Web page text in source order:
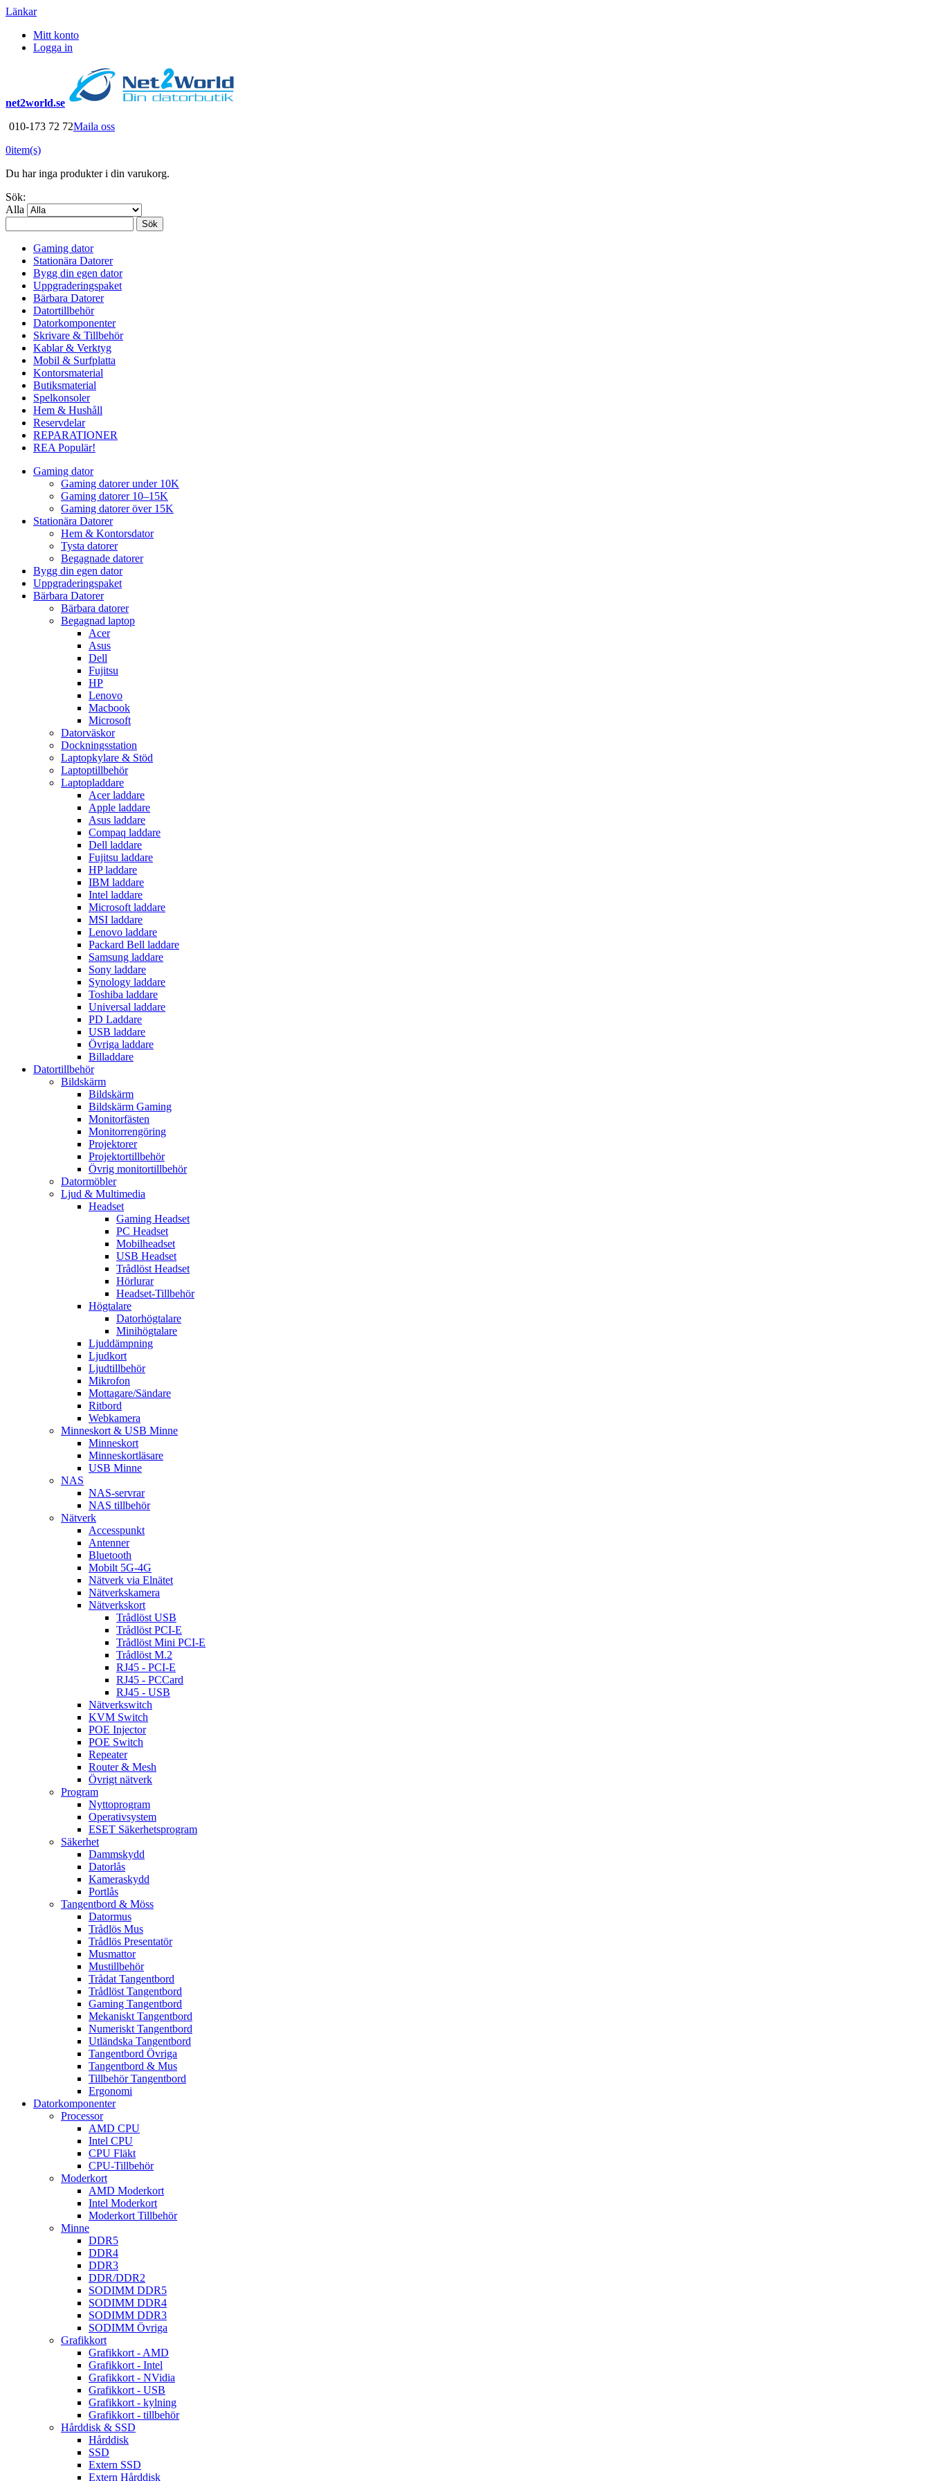
Länkar
Mitt konto
Logga in
net2world.se
010-173 72 72Maila oss
0item(s)
Du har inga produkter i din varukorg.
Sök:
Alla
Sök
Gaming dator
Stationära Datorer
Bygg din egen dator
Uppgraderingspaket
Bärbara Datorer
Datortillbehör
Datorkomponenter
Skrivare & Tillbehör
Kablar & Verktyg
Mobil & Surfplatta
Kontorsmaterial
Butiksmaterial
Spelkonsoler
Hem & Hushåll
Reservdelar
REPARATIONER
REA Populär!
Gaming dator
Gaming datorer under 10K
Gaming datorer 10–15K
Gaming datorer över 15K
Stationära Datorer
Hem & Kontorsdator
Tysta datorer
Begagnade datorer
Bygg din egen dator
Uppgraderingspaket
Bärbara Datorer
Bärbara datorer
Begagnad laptop
Acer
Asus
Dell
Fujitsu
HP
Lenovo
Macbook
Microsoft
Datorväskor
Dockningsstation
Laptopkylare & Stöd
Laptoptillbehör
Laptopladdare
Acer laddare
Apple laddare
Asus laddare
Compaq laddare
Dell laddare
Fujitsu laddare
HP laddare
IBM laddare
Intel laddare
Microsoft laddare
MSI laddare
Lenovo laddare
Packard Bell laddare
Samsung laddare
Sony laddare
Synology laddare
Toshiba laddare
Universal laddare
PD Laddare
USB laddare
Övriga laddare
Billaddare
Datortillbehör
Bildskärm
Bildskärm
Bildskärm Gaming
Monitorfästen
Monitorrengöring
Projektorer
Projektortillbehör
Övrig monitortillbehör
Datormöbler
Ljud & Multimedia
Headset
Gaming Headset
PC Headset
Mobilheadset
USB Headset
Trådlöst Headset
Hörlurar
Headset-Tillbehör
Högtalare
Datorhögtalare
Minihögtalare
Ljuddämpning
Ljudkort
Ljudtillbehör
Mikrofon
Mottagare/Sändare
Ritbord
Webkamera
Minneskort & USB Minne
Minneskort
Minneskortläsare
USB Minne
NAS
NAS-servrar
NAS tillbehör
Nätverk
Accesspunkt
Antenner
Bluetooth
Mobilt 5G-4G
Nätverk via Elnätet
Nätverkskamera
Nätverkskort
Trådlöst USB
Trådlöst PCI-E
Trådlöst Mini PCI-E
Trådlöst M.2
RJ45 - PCI-E
RJ45 - PCCard
RJ45 - USB
Nätverkswitch
KVM Switch
POE Injector
POE Switch
Repeater
Router & Mesh
Övrigt nätverk
Program
Nyttoprogram
Operativsystem
ESET Säkerhetsprogram
Säkerhet
Dammskydd
Datorlås
Kameraskydd
Portlås
Tangentbord & Möss
Datormus
Trådlös Mus
Trådlös Presentatör
Musmattor
Mustillbehör
Trådat Tangentbord
Trådlöst Tangentbord
Gaming Tangentbord
Mekaniskt Tangentbord
Numeriskt Tangentbord
Utländska Tangentbord
Tangentbord Övriga
Tangentbord & Mus
Tillbehör Tangentbord
Ergonomi
Datorkomponenter
Processor
AMD CPU
Intel CPU
CPU Fläkt
CPU-Tillbehör
Moderkort
AMD Moderkort
Intel Moderkort
Moderkort Tillbehör
Minne
DDR5
DDR4
DDR3
DDR/DDR2
SODIMM DDR5
SODIMM DDR4
SODIMM DDR3
SODIMM Övriga
Grafikkort
Grafikkort - AMD
Grafikkort - Intel
Grafikkort - NVidia
Grafikkort - USB
Grafikkort - kylning
Grafikkort - tillbehör
Hårddisk & SSD
Hårddisk
SSD
Extern SSD
Extern Hårddisk